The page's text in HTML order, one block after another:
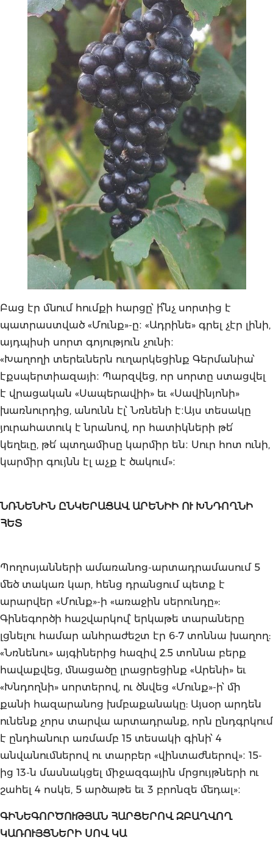
Բաց էր մնում հումքի հարցը՝ ի՞նչ սորտից է
պատրաստված «Մունք»-ը։ «Ադրինե» գրել չէր լինի,
այդպիսի սորտ գոյություն չունի։
«Խաղողի տերեւներն ուղարկեցինք Գերմանիա՝
էքսպերտիազայի։ Պարզվեց, որ սորտը ստացվել
է վրացական «Սապերավիի» եւ «Սավինյոնի»
խառնուրդից, անունն էլ՝ Նռնենի է։Այս տեսակը
յուրահատուկ է նրանով, որ հատիկների թե՛
կեղեւը, թե՛ պտղամիսը կարմիր են։ Սուր հոտ ունի,
կարմիր գույնն էլ աչք է ծակում»։
ՆՌՆԵՆԻՆ ԸՆԿԵՐԱՑԱՎ ԱՐԵՆԻԻ ՈՒ ԽՆԴՈՂՆԻ
ՀԵՏ
Պողոսյանների ամառանոց-արտադրամասում 5
մեծ տակառ կար, հենց դրանցում պետք է
արարվեր «Մունք»-ի «առաջին սերունդը»:
Գինեգործի հաշվարկով՝ երկաթե տարաները
լցնելու համար անհրաժեշտ էր 6-7 տոննա խաղող:
«Նռնենու» այգիներից հազիվ 2.5 տոննա բերք
հավաքվեց, մնացածը լրացրեցինք «Արենի» եւ
«Խնդողնի» սորտերով, ու ծնվեց «Մունք»-ի՝ մի
քանի հազարանոց խմբաքանակը: Այսօր արդեն
ունենք չորս տարվա արտադրանք, որն ընդգրկում
է ընդհանուր առմամբ 15 տեսակի գինի՝ 4
անվանումներով ու տարբեր «վինտաժներով»։ 15-
ից 13-ն մասնակցել միջազգային մրցույթների ու
շահել 4 ոսկե, 5 արծաթե եւ 3 բրոնզե մեդալ»։
ԳԻՆԵԳՈՐԾՈՒԹՅԱՆ ՀԱՐՑԵՐՈՎ ԶԲԱՂՎՈՂ
ԿԱՌՈՒՅՑՆԵՐԻ ՍՈՎ ԿԱ